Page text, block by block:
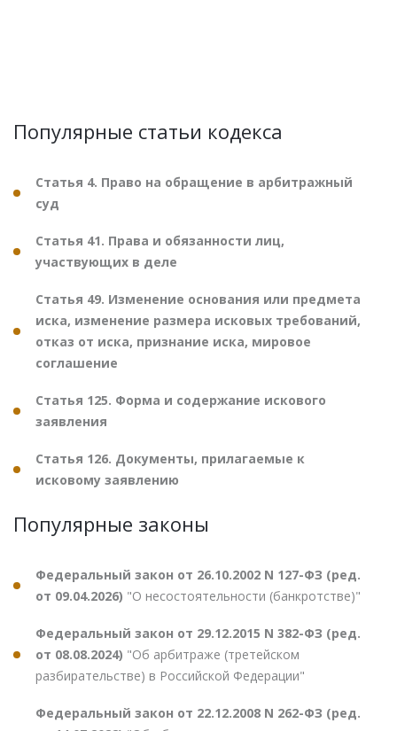
Популярные статьи кодекса
Статья 4. Право на обращение в арбитражный
суд
Статья 41. Права и обязанности лиц,
участвующих в деле
Статья 49. Изменение основания или предмета
иска, изменение размера исковых требований,
отказ от иска, признание иска, мировое
соглашение
Статья 125. Форма и содержание искового
заявления
Статья 126. Документы, прилагаемые к
исковому заявлению
Популярные законы
Федеральный закон от 26.10.2002 N 127-ФЗ (ред.
от 09.04.2026) "О несостоятельности (банкротстве)"
Федеральный закон от 29.12.2015 N 382-ФЗ (ред.
от 08.08.2024) "Об арбитраже (третейском
разбирательстве) в Российской Федерации"
Федеральный закон от 22.12.2008 N 262-ФЗ (ред.